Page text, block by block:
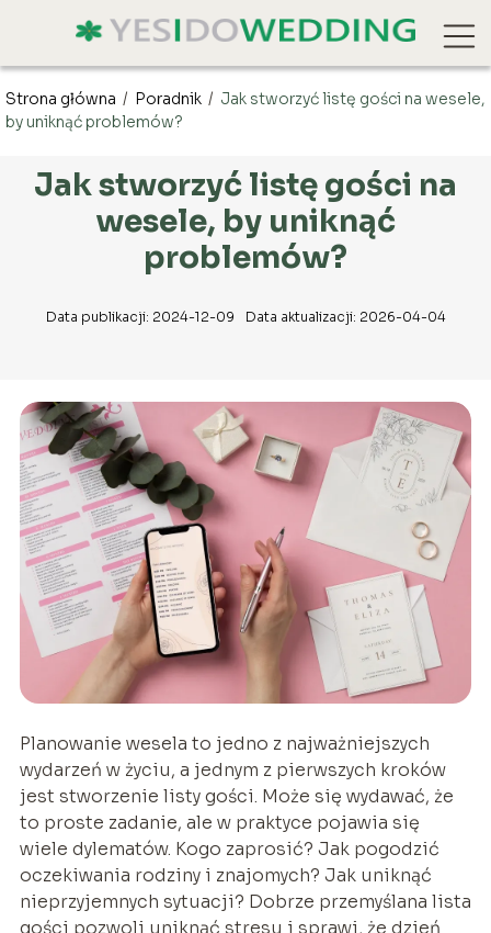
Strona główna / Poradnik / Jak stworzyć listę gości na wesele,
by uniknąć problemów?
Jak stworzyć listę gości na
wesele, by uniknąć
problemów?
Data publikacji: 2024-12-09 Data aktualizacji: 2026-04-04
Planowanie wesela to jedno z najważniejszych
wydarzeń w życiu, a jednym z pierwszych kroków
jest stworzenie listy gości. Może się wydawać, że
to proste zadanie, ale w praktyce pojawia się
wiele dylematów. Kogo zaprosić? Jak pogodzić
oczekiwania rodziny i znajomych? Jak uniknąć
nieprzyjemnych sytuacji? Dobrze przemyślana lista
gości pozwoli uniknąć stresu i sprawi, że dzień